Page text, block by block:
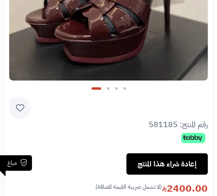
رقم المنتج: 581185
مباع إعادة شراء هذا المنتج
2400.00 (لا تشمل ضريبة القيمة المضافة)